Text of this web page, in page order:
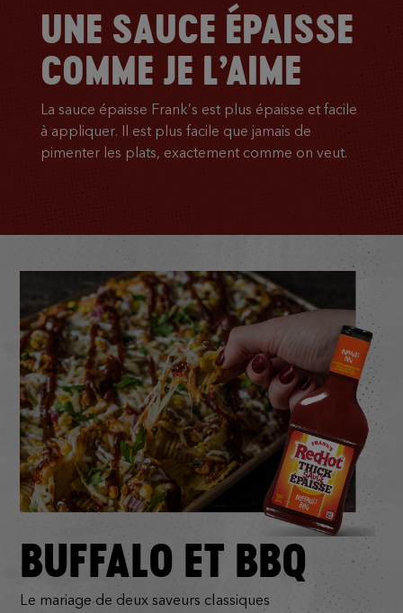
UNE SAUCE ÉPAISSE
COMME JE L’AIME
La sauce épaisse Frank’s est plus épaisse et facile
à appliquer. Il est plus facile que jamais de
pimenter les plats, exactement comme on veut.
BUFFALO ET BBQ
Le mariage de deux saveurs classiques